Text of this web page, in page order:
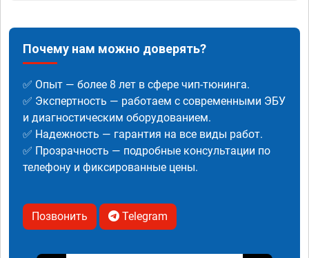
Почему нам можно доверять?
✅ Опыт — более 8 лет в сфере чип-тюнинга.
✅ Экспертность — работаем с современными ЭБУ
и диагностическим оборудованием.
✅ Надежность — гарантия на все виды работ.
✅ Прозрачность — подробные консультации по
телефону и фиксированные цены.
Позвонить Telegram